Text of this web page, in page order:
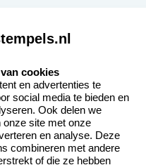
Klantenservice:
Contact opnemen
Veel gestelde vragen
Retourneren
Herroepingsrecht
cookies
en advertenties te
social media te bieden en
Ook delen we
onze site met onze
en analyse. Deze
combineren met andere
of die ze hebben